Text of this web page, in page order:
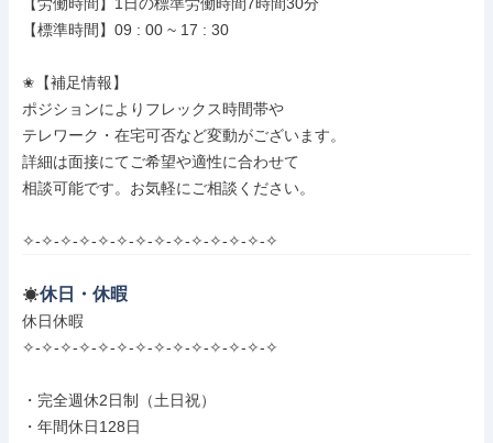
【標準時間】09 : 00 ~ 17 : 30
✬【補足情報】
ポジションによりフレックス時間帯や
テレワーク・在宅可否など変動がございます。
詳細は面接にてご希望や適性に合わせて
相談可能です。お気軽にご相談ください。
✧-✧-✧-✧-✧-✧-✧-✧-✧-✧-✧-✧-✧-✧
休日・休暇
休日休暇
✧-✧-✧-✧-✧-✧-✧-✧-✧-✧-✧-✧-✧-✧
・完全週休2日制（土日祝）
・年間休日128日